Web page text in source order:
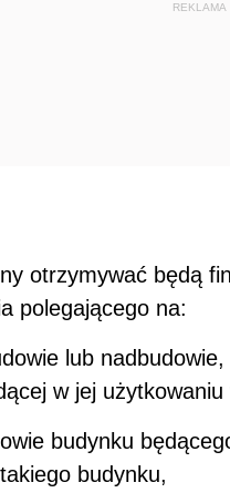
REKLAMA
otrzymywać będą
polegającego na:
lub
w jej
budynku
budynku,